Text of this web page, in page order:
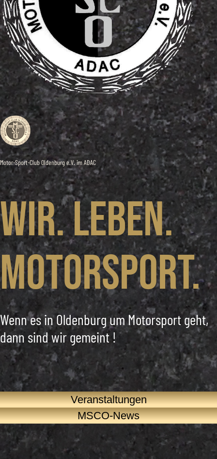
Motor-Sport-Club Oldenburg e.V. im ADAC
Wir. Leben.
Motorsport.
Wenn es in Oldenburg um Motorsport geht,
dann sind wir gemeint !
Veranstaltungen
MSCO-News